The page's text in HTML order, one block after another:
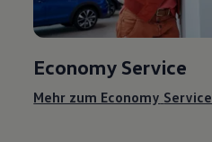
Economy Service
Mehr zum Economy Service